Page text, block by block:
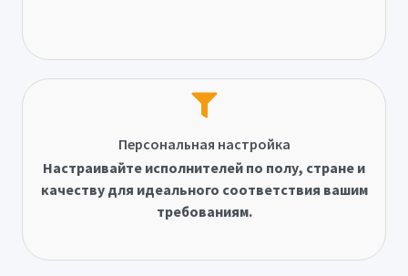
Персональная настройка
Настраивайте исполнителей по полу, стране и
качеству для идеального соответствия вашим
требованиям.